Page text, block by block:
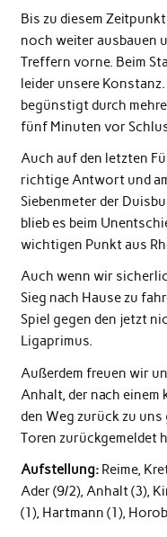
Bis zu diesem
noch weiter ausbauen
Treffern vorne. Beim
leider unsere
begünstigt durch
fünf Minuten vor
Auch auf den letzten
richtige Antwort und
Siebenmeter der
blieb es beim
wichtigen Punkt aus
Auch wenn wir
Sieg nach Hause zu
Spiel gegen den jetzt
Ligaprimus.
Außerdem freuen wir
Anhalt, der nach einem
den Weg zurück zu
Toren zurückgemeldet
Aufstellung:Reime,
Ader (9/2), Anhalt (3),
(1), Hartmann (1),